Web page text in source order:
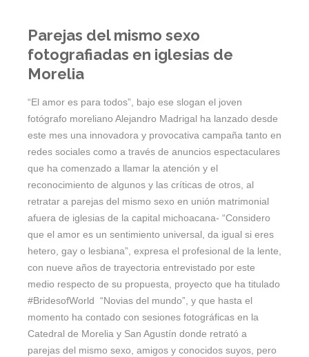
Parejas del mismo sexo
fotografiadas en iglesias de
Morelia
“El amor es para todos”, bajo ese slogan el joven
fotógrafo moreliano Alejandro Madrigal ha lanzado desde
este mes una innovadora y provocativa campaña tanto en
redes sociales como a través de anuncios espectaculares
que ha comenzado a llamar la atención y el
reconocimiento de algunos y las críticas de otros, al
retratar a parejas del mismo sexo en unión matrimonial
afuera de iglesias de la capital michoacana- “Considero
que el amor es un sentimiento universal, da igual si eres
hetero, gay o lesbiana”, expresa el profesional de la lente,
con nueve años de trayectoria entrevistado por este
medio respecto de su propuesta, proyecto que ha titulado
#BridesofWorld “Novias del mundo”, y que hasta el
momento ha contado con sesiones fotográficas en la
Catedral de Morelia y San Agustín donde retrató a
parejas del mismo sexo, amigos y conocidos suyos, pero